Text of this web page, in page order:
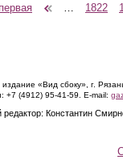
1822
издание «Вид сбоку», г.
+7 (4912) 95-41-59. E-mail:
редактор: Константин